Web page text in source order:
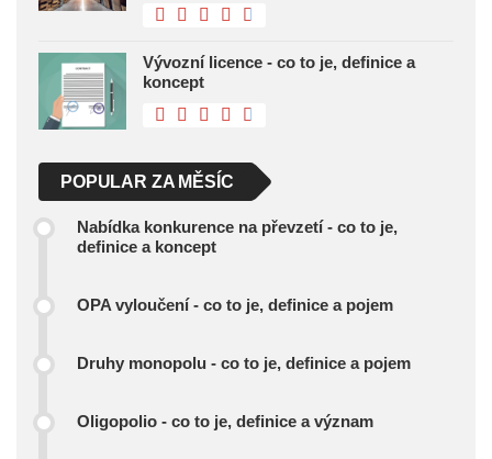
Vývozní licence - co to je, definice a
koncept
POPULAR ZA MĚSÍC
Nabídka konkurence na převzetí - co to je,
definice a koncept
OPA vyloučení - co to je, definice a pojem
Druhy monopolu - co to je, definice a pojem
Oligopolio - co to je, definice a význam